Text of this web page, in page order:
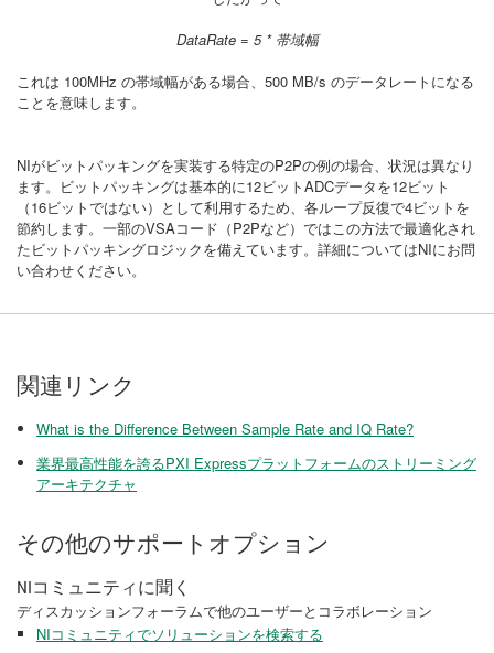
DataRate = 5 * 帯域幅
これは 100MHz の帯域幅がある場合、500 MB/s のデータレートになる
ことを意味します。
NIがビットパッキングを実装する特定のP2Pの例の場合、状況は異なり
ます。ビットパッキングは基本的に12ビットADCデータを12ビット
（16ビットではない）として利用するため、各ループ反復で4ビットを
節約します。一部のVSAコード（P2Pなど）ではこの方法で最適化され
たビットパッキングロジックを備えています。詳細についてはNIにお問
い合わせください。
関連リンク
What is the Difference Between Sample Rate and IQ Rate?
業界​最高​性能​を​誇る​PXI Express​プラットフォーム​の​スト​リー​ミン​グ​
アーキテクチャ
その他のサポートオプション
NIコミュニティに聞く
ディスカッションフォーラムで他のユーザーとコラボレーション
NIコミュニティでソリューションを検索する